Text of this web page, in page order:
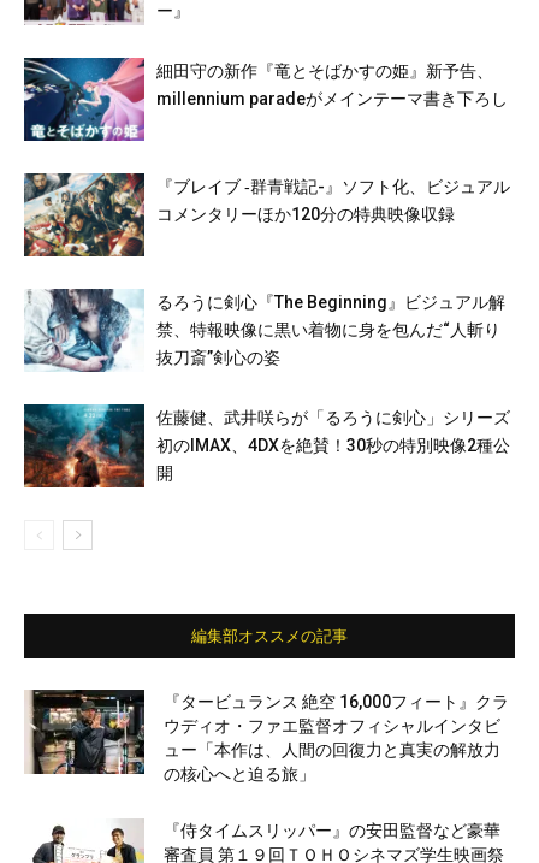
ー』
細田守の新作『竜とそばかすの姫』新予告、
millennium paradeがメインテーマ書き下ろし
『ブレイブ ‐群青戦記-』ソフト化、ビジュアル
コメンタリーほか120分の特典映像収録
るろうに剣心『The Beginning』ビジュアル解
禁、特報映像に黒い着物に身を包んだ“人斬り
抜刀斎”剣心の姿
佐藤健、武井咲らが「るろうに剣心」シリーズ
初のIMAX、4DXを絶賛！30秒の特別映像2種公
開
編集部オススメの記事
『タービュランス 絶空 16,000フィート』クラ
ウディオ・ファエ監督オフィシャルインタビ
ュー「本作は、人間の回復力と真実の解放力
の核心へと迫る旅」
『侍タイムスリッパー』の安田監督など豪華
審査員 第１９回ＴＯＨＯシネマズ学生映画祭